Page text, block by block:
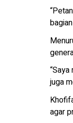
juga
agar